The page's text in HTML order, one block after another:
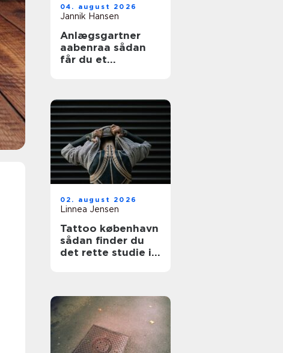
04. august 2026
Jannik Hansen
Anlægsgartner
aabenraa sådan
får du et
02. august 2026
Linnea Jensen
Tattoo københavn
sådan finder du
det rette studie i